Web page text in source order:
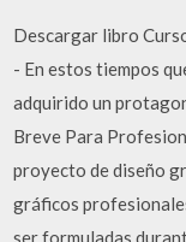
Descargar libro
- En estos tiempos
adquirido un
Breve Para
proyecto de diseño
gráficos
ser formuladas